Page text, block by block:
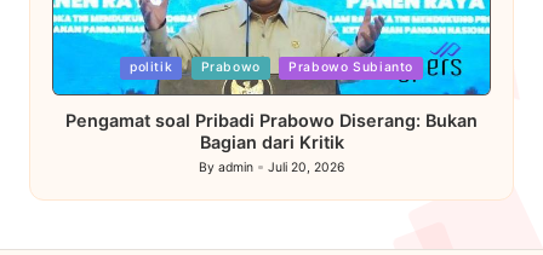
in
politik Prabowo Prabowo Subianto
Pengamat soal Pribadi Prabowo Diserang: Bukan
Bagian dari Kritik
Posted
by
By admin Juli 20, 2026